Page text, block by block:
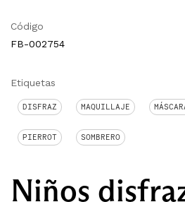
Código
FB-002754
Etiquetas
DISFRAZ MAQUILLAJE
PIERROT SOMBRERO
Niños